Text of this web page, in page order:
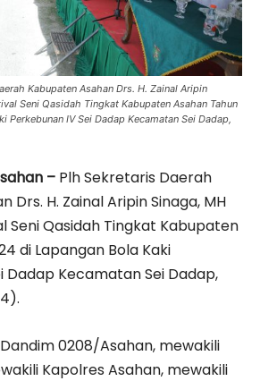
Kabupaten Asahan Drs. H. Zainal Aripin
Seni Qasidah Tingkat Kabupaten Asahan Tahun
Perkebunan IV Sei Dadap Kecamatan Sei Dadap,
– Plh Sekretaris Daerah
Drs. H. Zainal Aripin Sinaga, MH
Seni Qasidah Tingkat Kabupaten
di Lapangan Bola Kaki
Dadap Kecamatan Sei Dadap,
0208/Asahan, mewakili
Kapolres Asahan, mewakili